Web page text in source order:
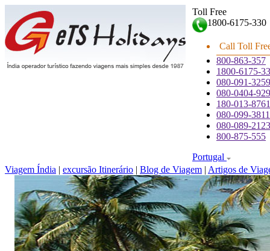
Toll Free
1800-6175-330
Call Toll
800-863-357
1800-6175-
080-091-3259
080-0404-
180-013-8761
080-099-3811
080-089-
800-875-555
Portugal
Viagem Índia | excursão Itinerário | Blog de Viagem | Artigos de